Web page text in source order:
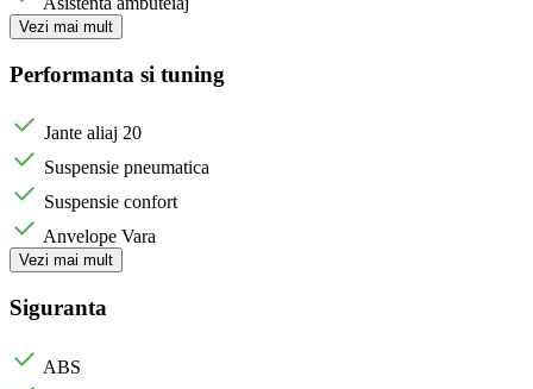
Vezi mai mult
Performanta si tuning
Jante aliaj 20
Suspensie pneumatica
Suspensie confort
Anvelope Vara
Vezi mai mult
Siguranta
ABS